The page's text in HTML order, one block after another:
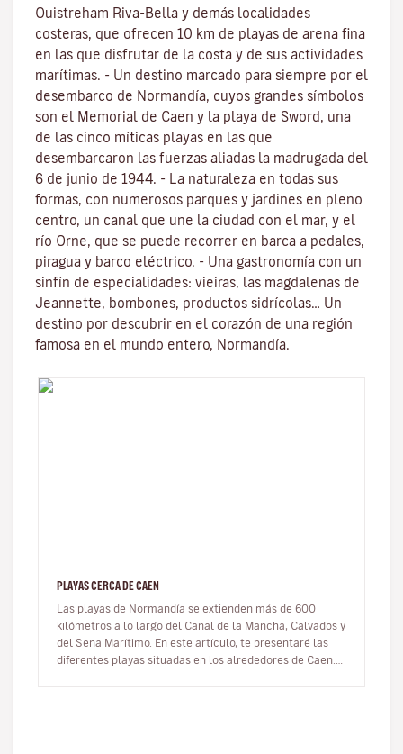
Ouistreham Riva-Bella y demás localidades
costeras, que ofrecen 10 km de playas de arena fina
en las que disfrutar de la costa y de sus actividades
marítimas. - Un destino marcado para siempre por el
desembarco de Normandía, cuyos grandes símbolos
son el Memorial de Caen y la playa de Sword, una
de las cinco míticas playas en las que
desembarcaron las fuerzas aliadas la madrugada del
6 de junio de 1944. - La naturaleza en todas sus
formas, con numerosos parques y jardines en pleno
centro, un canal que une la ciudad con el mar, y el
río Orne, que se puede recorrer en barca a pedales,
piragua y barco eléctrico. - Una gastronomía con un
sinfín de especialidades: vieiras, las magdalenas de
Jeannette, bombones, productos sidrícolas… Un
destino por descubrir en el corazón de una región
famosa en el mundo entero, Normandía.
PLAYAS CERCA DE CAEN
Las playas de Normandía se extienden más de 600
kilómetros a lo largo del Canal de la Mancha, Calvados y
del Sena Marítimo. En este artículo, te presentaré las
diferentes playas situadas en los alrededores de Caen.